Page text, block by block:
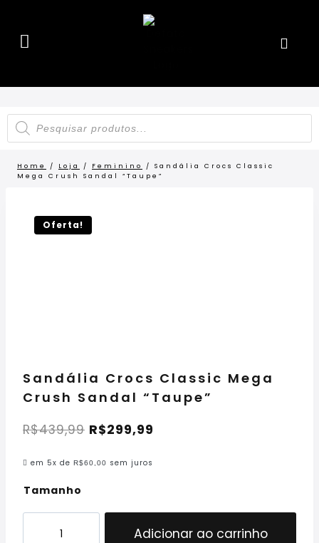
Home / Loja / Feminino /
Sandália Crocs Classic
Mega Crush Sandal “Taupe”
Oferta!
Sandália Crocs Classic Mega
Crush Sandal “Taupe”
R$439,99 R$299,99
em 5x de R$60,00 sem juros
Tamanho
Adicionar ao carrinho